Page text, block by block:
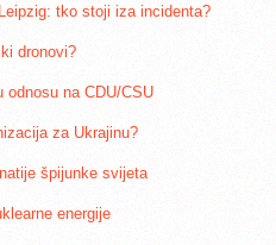
tko stoji iza incidenta?
dronovi?
odnosu na CDU/CSU
za Ukrajinu?
špijunke svijeta
energije